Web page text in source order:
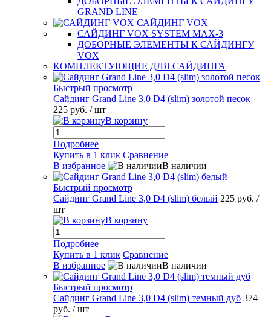
GRAND LINE
САЙДИНГ VOX
САЙДИНГ VOX SYSTEM MAX-3
ДОБОРНЫЕ ЭЛЕМЕНТЫ К САЙДИНГУ
VOX
КОМПЛЕКТУЮЩИЕ ДЛЯ САЙДИНГА
Быстрый просмотр
Сайдинг Grand Line 3,0 D4 (slim) золотой песок
225 руб. / шт
В корзину
Подробнее
Купить в 1 клик Сравнение
В избранное
В наличии
Быстрый просмотр
Сайдинг Grand Line 3,0 D4 (slim) белый 225 руб. /
шт
В корзину
Подробнее
Купить в 1 клик Сравнение
В избранное
В наличии
Быстрый просмотр
Сайдинг Grand Line 3,0 D4 (slim) темный дуб 374
руб. / шт